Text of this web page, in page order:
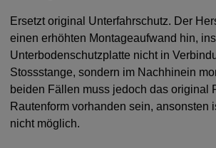
Ersetzt original Unterfahrschutz. Der
einen erhöhten Montageaufwand hin,
Unterbodenschutzplatte nicht in
Stossstange, sondern im Nachhinein
beiden Fällen muss jedoch das original
Rautenform vorhanden sein, ansonsten
nicht möglich.